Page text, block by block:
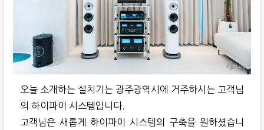
오늘 소개하는 설치기는 광주광역시에 거주하시는 고객님
의 하이파이 시스템입니다.
고객님은 새롭게 하이파이 시스템의 구축을 원하셨습니